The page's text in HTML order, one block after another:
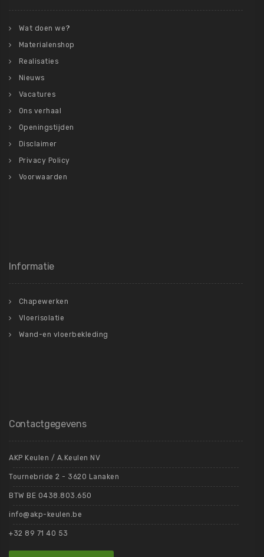
Wat doen we?
Materialenshop
Realisaties
Nieuws
Vacatures
Ons verhaal
Openingstijden
Disclaimer
Privacy Policy
Voorwaarden
Informatie
Chapewerken
Vloerisolatie
Wand-en vloerbekleding
Contactgegevens
AKP Keulen / A.Keulen NV
Tournebride 2 - 3620 Lanaken
BTW BE 0438.803.650
info@akp-keulen.be
+32 89 71 40 53